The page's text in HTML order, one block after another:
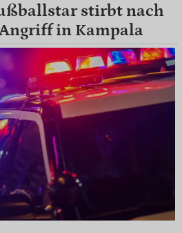
stirbt nach
in Kampala